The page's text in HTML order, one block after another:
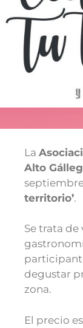
La
Alto
territorio’.
Se trata de
degustar
zona.
El precio